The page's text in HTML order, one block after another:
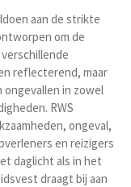
aan de strikte
om de
reflecterend, maar
in zowel
RWS
ongeval,
en reizigers
daglicht als in het
draagt bij aan